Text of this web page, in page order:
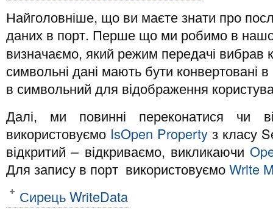
Найголовніше, що ви маєте знати про
даних в порт. Перше що ми робимо в
визначаємо, який режим передачі вибрав
символьні дані мають бути конвертовані
в символьний для відображення
Далі, ми повинні переконатися чи
використовуємо IsOpen Property з класу
відкритий – відкриваємо, викликаючи
Для запису в порт використовуємоWrite
Сирець WriteData